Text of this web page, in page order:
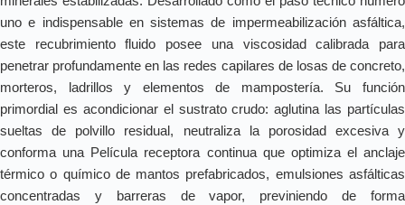
uno e indispensable en sistemas de impermeabilización asfáltica,
este recubrimiento fluido posee una viscosidad calibrada para
penetrar profundamente en las redes capilares de losas de concreto,
morteros, ladrillos y elementos de mampostería. Su función
primordial es acondicionar el sustrato crudo: aglutina las partículas
sueltas de polvillo residual, neutraliza la porosidad excesiva y
conforma una Película receptora continua que optimiza el anclaje
térmico o químico de mantos prefabricados, emulsiones asfálticas
concentradas y barreras de vapor, previniendo de forma